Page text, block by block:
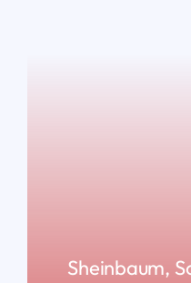
Sheinbaum,